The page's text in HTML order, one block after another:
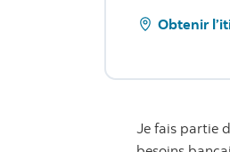
Obtenir
Je fais partie